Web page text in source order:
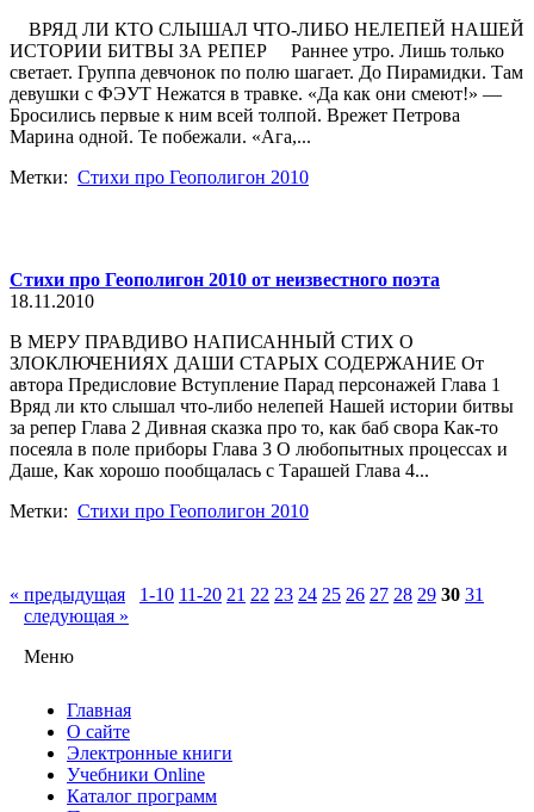
ВРЯД ЛИ КТО СЛЫШАЛ ЧТО-ЛИБО НЕЛЕПЕЙ НАШЕЙ
ИСТОРИИ БИТВЫ ЗА РЕПЕР Раннее утро. Лишь только
светает. Группа девчонок по полю шагает. До Пирамидки. Там
девушки с ФЭУТ Нежатся в травке. «Да как они смеют!» —
Бросились первые к ним всей толпой. Врежет Петрова
Марина одной. Те побежали. «Ага,...
Метки: Стихи про Геополигон 2010
Стихи про Геополигон 2010 от неизвестного поэта
18.11.2010
В МЕРУ ПРАВДИВО НАПИСАННЫЙ СТИХ О
ЗЛОКЛЮЧЕНИЯХ ДАШИ СТАРЫХ СОДЕРЖАНИЕ От
автора Предисловие Вступление Парад персонажей Глава 1
Вряд ли кто слышал что-либо нелепей Нашей истории битвы
за репер Глава 2 Дивная сказка про то, как баб свора Как-то
посеяла в поле приборы Глава 3 О любопытных процессах и
Даше, Как хорошо пообщалась с Тарашей Глава 4...
Метки: Стихи про Геополигон 2010
« предыдущая 1-10 11-20 21 22 23 24 25 26 27 28 29 30 31
следующая »
Меню
Главная
О сайте
Электронные книги
Учебники Online
Каталог программ